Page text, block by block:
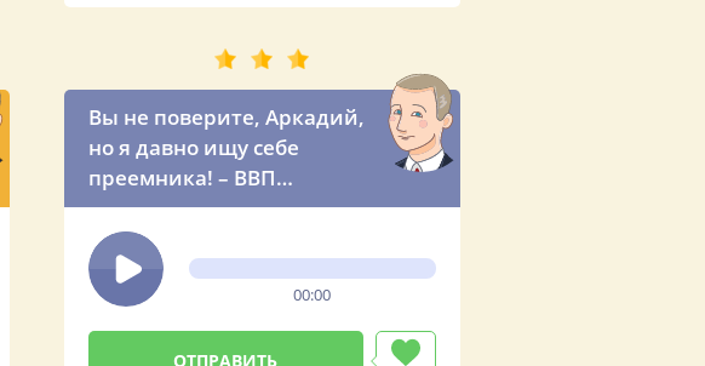
Вы не поверите, Аркадий,
но я давно ищу себе
преемника! – ВВП
поздравляет вашего друга
по телефону
00:00